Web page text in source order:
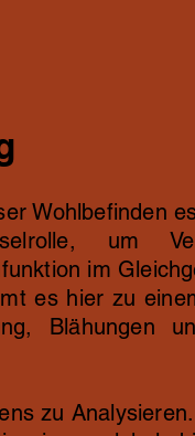
Wohlbefinden
um
im
es hier zu
Blähungen
zu Analysieren.